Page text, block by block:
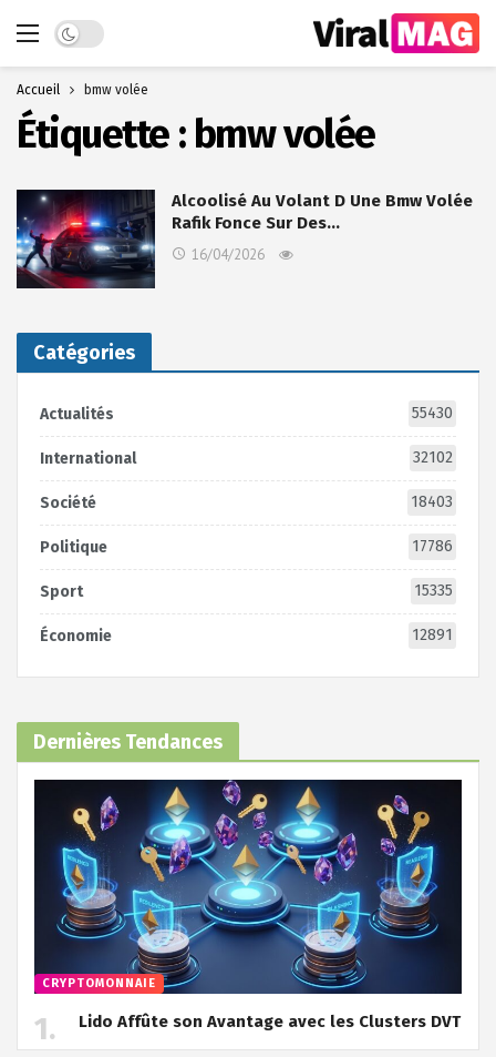
Dark mode
Accueil bmw volée
Étiquette : bmw volée
Alcoolisé Au Volant D Une Bmw Volée
Rafik Fonce Sur Des…
16/04/2026
Catégories
Actualités 55430
International 32102
Société 18403
Politique 17786
Sport 15335
Économie 12891
Dernières Tendances
CRYPTOMONNAIE
Lido Affûte son Avantage avec les Clusters DVT